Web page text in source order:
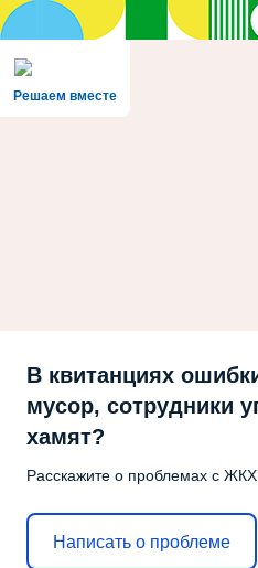
Решаем вместе
В квитанциях
мусор, сотрудники
хамят?
Расскажите о проблемах с ЖКХ
Написать о проблеме